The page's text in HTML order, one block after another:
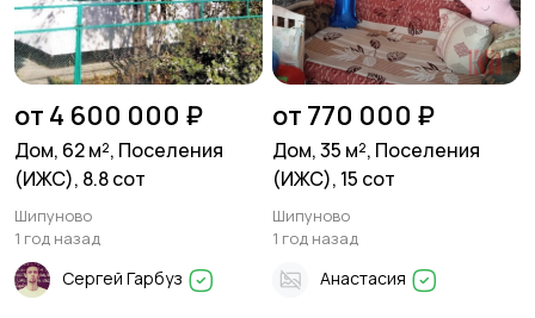
от 4 600 000 ₽
Дом, 62 м², Поселения
(ИЖС), 8.8 сот
Шипуново
1 год назад
Сергей Гарбуз
от 770 000 ₽
Дом, 35 м², Поселения
(ИЖС), 15 сот
Шипуново
1 год назад
Анастасия